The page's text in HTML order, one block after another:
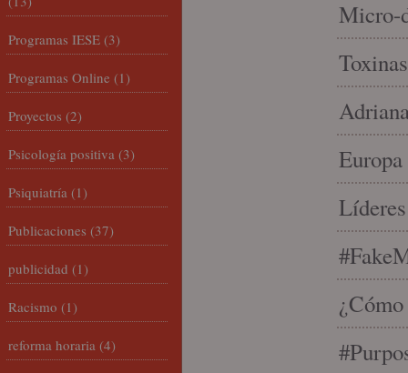
Micro-
Programas IESE (3)
Programas Online (1)
Proyectos (2)
Psicología positiva (3)
Psiquiatría (1)
Publicaciones (37)
publicidad (1)
Racismo (1)
reforma horaria (4)